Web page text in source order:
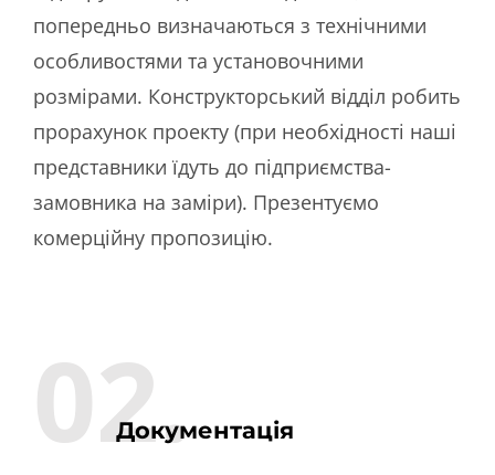
попередньо визначаються з технічними
особливостями та установочними
розмірами. Конструкторський відділ робить
прорахунок проекту (при необхідності наші
представники їдуть до підприємства-
замовника на заміри). Презентуємо
комерційну пропозицію.
02.Документація